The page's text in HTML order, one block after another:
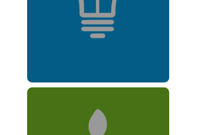
de empresas rurales.
Leer más